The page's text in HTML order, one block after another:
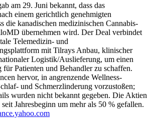
am 29. Juni bekannt, dass das
einem gerichtlich genehmigten
die kanadischen medizinischen Cannabis-
übernehmen wird. Der Deal verbindet
Telemedizin- und
mit Tilrays Anbau, klinischer
Logistik/Auslieferung, um einen
für Patienten und Behandler zu schaffen.
hervor, in angrenzende Wellness-
und Schmerzlinderung vorzustoßen;
wurden nicht bekannt gegeben. Die Aktien
Jahresbeginn um mehr als 50 % gefallen.